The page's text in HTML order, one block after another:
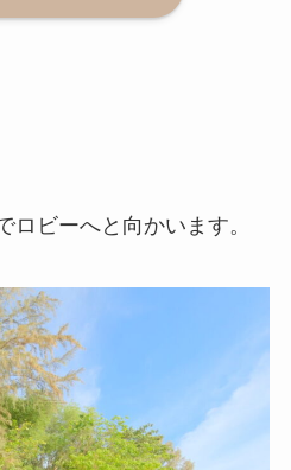
ロビーへと向かいます。